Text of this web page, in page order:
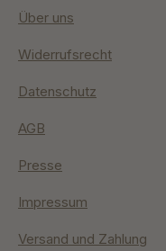
Über uns
Widerrufsrecht
Datenschutz
AGB
Presse
Impressum
Versand und Zahlung